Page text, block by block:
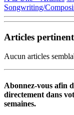
Songwriting/
Articles
Aucun articles
Abonnez-vous afin
directement dans
semaines.